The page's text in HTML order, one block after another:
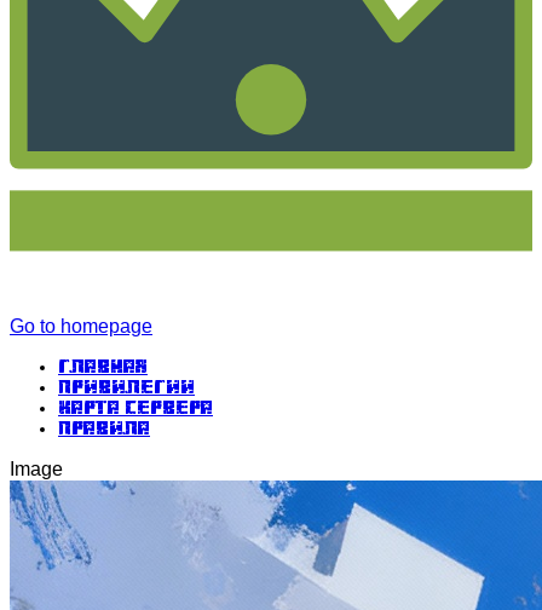
Go to homepage
Главная
Привилегии
Карта сервера
Правила
Image